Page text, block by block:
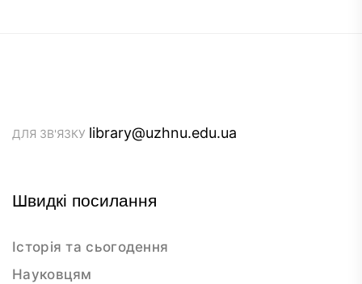
ДЛЯ ЗВ'ЯЗКУ library@uzhnu.edu.ua
Швидкі посилання
Історія та сьогодення
Науковцям